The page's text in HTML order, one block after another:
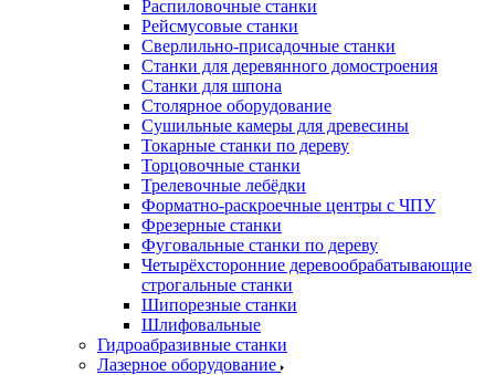
Распиловочные станки
Рейсмусовые станки
Сверлильно-присадочные станки
Станки для деревянного домостроения
Станки для шпона
Столярное оборудование
Сушильные камеры для древесины
Токарные станки по дереву
Торцовочные станки
Трелевочные лебёдки
Форматно-раскроечные центры с ЧПУ
Фрезерные станки
Фуговальные станки по дереву
Четырёхсторонние деревообрабатывающие
строгальные станки
Шипорезные станки
Шлифовальные
Гидроабразивные станки
Лазерное оборудование